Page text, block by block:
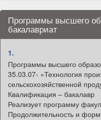
Программы высшего
бакалавриат
1.
Программы высшего
35.03.07- «Технология
сельскохозяйственной
Квалификация – бакалавр
Реализует программу
Продолжительность и